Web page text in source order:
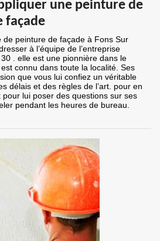
une peinture de
façade
de peinture de façade à Fons Sur
à l’équipe de l’entreprise
. elle est une pionnière dans le
connu dans toute la localité. Ses
que vous lui confiez un véritable
délais et des règles de l’art. pour en
lui poser des questions sur ses
pendant les heures de bureau.